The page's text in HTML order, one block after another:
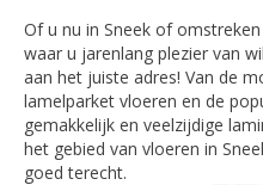
Of u nu in Sneek of
waar u jarenlang plezier van
aan het juiste adres! Van de
lamelparket vloeren en de
gemakkelijk en veelzijdige
het gebied van vloeren in
goed terecht.